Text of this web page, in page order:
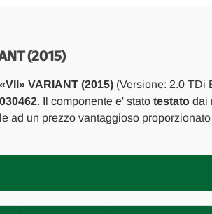
Da
2014
A
2019
[[272309]]
Da
2014
A
2019
[[272309]]
(2015)
VARIANT (2015)(Versione: 2.0 TDi
. Il componente e' stato testatodai
ad un prezzo vantaggioso